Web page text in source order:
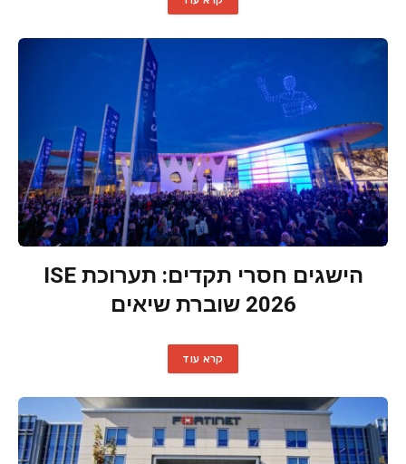
הישגים חסרי תקדים: תערוכת ISE
2026 שוברת שיאים
קרא עוד